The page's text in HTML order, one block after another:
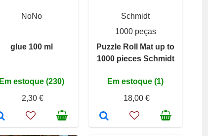
NoNo
glue 100 ml
Em estoque (230)
2,30 €
Schmidt
1000 peças
Puzzle Roll Mat up to
1000 pieces Schmidt
Em estoque (1)
18,00 €